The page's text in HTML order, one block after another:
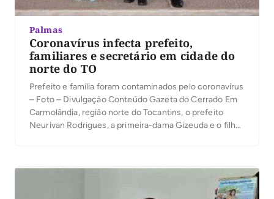
Palmas
Coronavírus infecta prefeito,
familiares e secretário em cidade do
norte do TO
Prefeito e família foram contaminados pelo coronavírus
– Foto – Divulgação Conteúdo Gazeta do Cerrado Em
Carmolândia, região norte do Tocantins, o prefeito
Neurivan Rodrigues, a primeira-dama Gizeuda e o filho
pessoas que também testaram positivo. Após isso, ele